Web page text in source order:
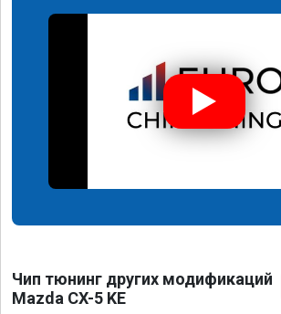
Чип тюнинг других модификаций
Mazda CX-5 KE